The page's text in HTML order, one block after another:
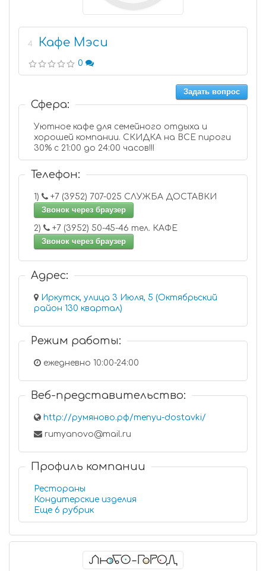
4 Кафе Мэси
0
Задать вопрос
Сфера:
Уютное кафе для семейного отдыха и
хорошей компании. СКИДКА на ВСЕ пироги
30% с 21:00 до 24:00 часов!!!
Телефон:
1)
+7 (3952) 707-025 СЛУЖБА ДОСТАВКИ
Звонок через браузер
2)
+7 (3952) 50-45-46 тел. КАФЕ
Звонок через браузер
Адрес:
Иркутск, улица 3 Июля, 5 (Октябрьский
район 130 квартал)
Режим работы:
ежедневно 10:00-24:00
Веб-представительство:
http://румяново.рф/menyu-dostavki/
rumyanovo@mail.ru
Профиль компании
Рестораны
Кондитерские изделия
Еще 6 рубрик